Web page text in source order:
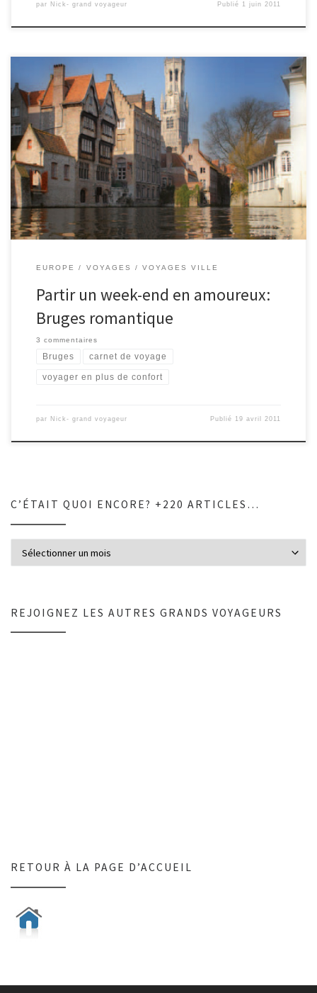
par Nick- grand voyageur Publié 1 juin 2011
Je vais passer le weekend d’Ascension 2-5 Juin aux Pays Bas et
Belgique. Vu qu’on a déjà visité Amsterdam, je pars à la
découverte de Belgique, plus particulièrement à Bruges (Brugge).
Je ne connais pas la ville, mais tous les échos sont positifs pour
« La Venise du Nord ». C’est désigné par l’UNESCO […]
EUROPE VOYAGES VOYAGES VILLE
Partir un week-end en amoureux:
Bruges romantique
3 commentaires
Bruges carnet de voyage
voyager en plus de confort
par Nick- grand voyageur Publié 19 avril 2011
C’ÉTAIT QUOI ENCORE? +220 ARTICLES…
REJOIGNEZ LES AUTRES GRANDS VOYAGEURS
RETOUR À LA PAGE D’ACCUEIL